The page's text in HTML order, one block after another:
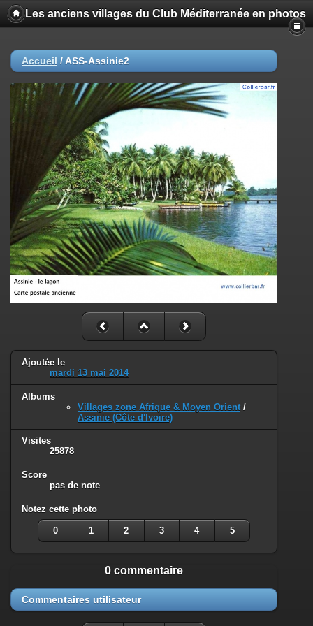
Les anciens villages du Club Méditerranée en photos
Accueil / ASS-Assinie2
Ajoutée le
mardi 13 mai 2014
Albums
Villages zone Afrique & Moyen Orient /
Assinie (Côte d'Ivoire)
Visites
25878
Score
pas de note
Notez cette photo
0 1 2 3 4 5
0 commentaire
Commentaires utilisateur